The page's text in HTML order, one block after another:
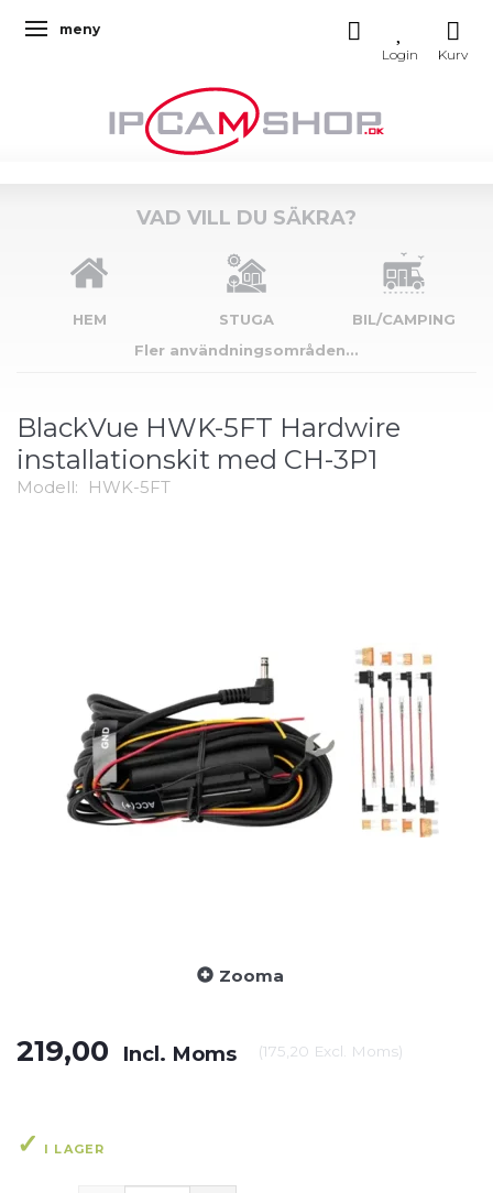
Ändra navigering
meny
VAD VILL DU SÄKRA?
HEM STUGA
BIL/CAMPING
Fler användningsområden...
BlackVue HWK-5FT Hardwire
installationskit med CH-3P1
Modell: HWK-5FT
Zooma
219,00 Incl. Moms (175,20 Excl. Moms)
I LAGER